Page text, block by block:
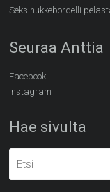
Seksinukkebordelli
Seuraa Anttia
Facebook
Instagram
Hae sivulta